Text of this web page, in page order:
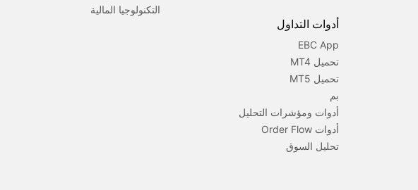
أدوات التداول
EBC App
تحميل MT4
تحميل MT5
بم
أدوات ومؤشرات التحليل
أدوات Order Flow
تحليل السوق
التكنولوجيا المالية